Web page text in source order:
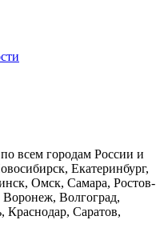
всем городам России и
Екатеринбург,
Омск, Самара, Ростов-
Волгоград,
Краснодар, Саратов,